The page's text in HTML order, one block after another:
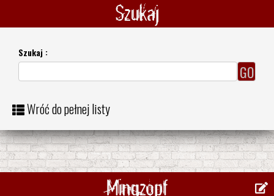
Szukaj
Szukaj :
Wróć do pełnej listy
Mingzopf